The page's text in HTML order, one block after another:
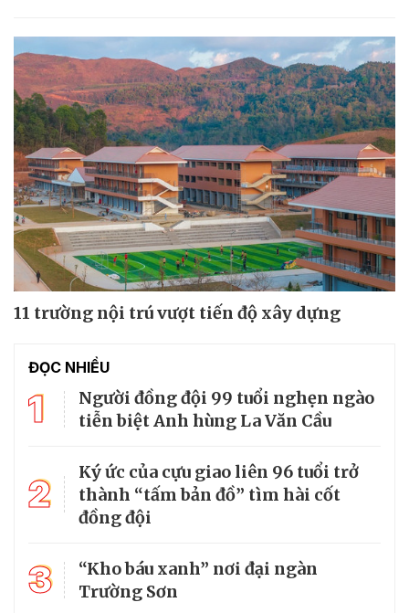
11 trường nội trú vượt tiến độ xây dựng
ĐỌC NHIỀU
1
Người đồng đội 99 tuổi nghẹn ngào
tiễn biệt Anh hùng La Văn Cầu
2
Ký ức của cựu giao liên 96 tuổi trở
thành “tấm bản đồ” tìm hài cốt
đồng đội
3
“Kho báu xanh” nơi đại ngàn
Trường Sơn